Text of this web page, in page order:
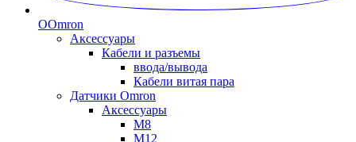
OOmron
Аксессуары
Кабели и разъемы
ввода/вывода
Кабели витая пара
Датчики Omron
Аксессуары
M8
M12